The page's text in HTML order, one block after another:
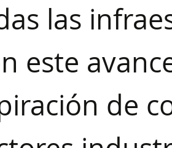
las
este
de